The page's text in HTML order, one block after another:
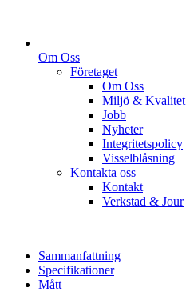
Om Oss
Företaget
Om Oss
Miljö & Kvalitet
Jobb
Nyheter
Integritetspolicy
Visselblåsning
Kontakta oss
Kontakt
Verkstad & Jour
Sammanfattning
Specifikationer
Mått